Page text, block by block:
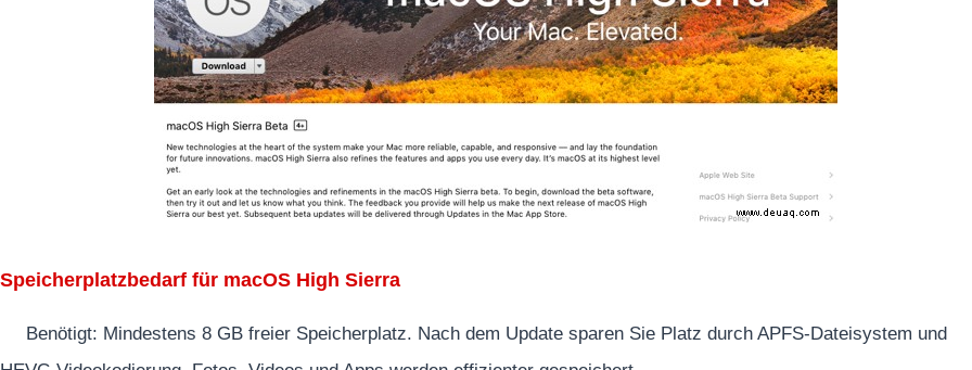
Speicherplatzbedarf für macOS High Sierra
Benötigt: Mindestens 8 GB freier Speicherplatz. Nach dem Update sparen Sie Platz durch APFS-Dateisystem und